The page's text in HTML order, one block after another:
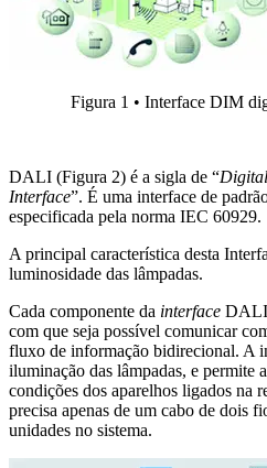
Figura 1 • Interface DIM
DALI (Figura 2) é a sigla de “
Interface”. É uma interface de
especificada pela norma IEC 60929.
A principal característica desta
luminosidade das lâmpadas.
Cada componente da interface DALI
com que seja possível comunicar
fluxo de informação bidirecional. A
iluminação das lâmpadas, e permite
condições dos aparelhos ligados na
precisa apenas de um cabo de dois
unidades no sistema.